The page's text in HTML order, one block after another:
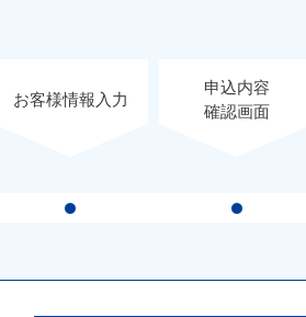
お客様情報入力
申込内容
確認画面